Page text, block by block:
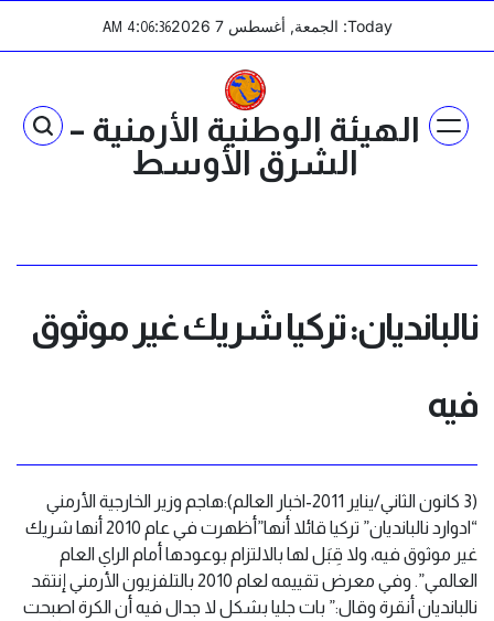
Today: الجمعة, أغسطس 7 2026 4:06:36
AM
الهيئة الوطنية الأرمنية –
الشرق الأوسط
نالبانديان: تركيا شريك غير موثوق
فيه
(3 كانون الثاني/يناير 2011-اخبار العالم):هاجم وزير الخارجية الأرمني
“ادوارد نالبانديان” تركيا قائلا أنها”أظهرت في عام 2010 أنها شريك
غير موثوق فيه، ولا قِبَل لها بالالتزام بوعودها أمام الراي العام
العالمي”. وفي معرض تقييمه لعام 2010 بالتلفزيون الأرمني إنتقد
نالبانديان أنقرة وقال:” بات جليا بشكل لا جدال فيه أن الكرة اصبحت